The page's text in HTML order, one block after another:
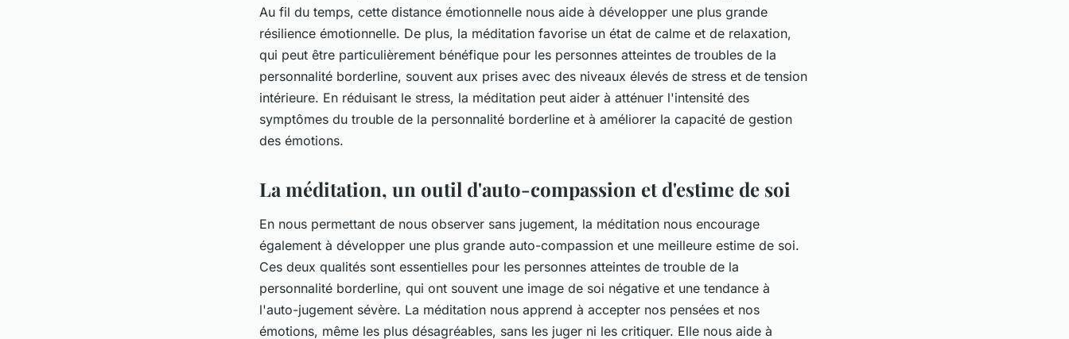
Au fil du temps, cette distance émotionnelle nous aide à développer une plus grande
résilience émotionnelle. De plus, la méditation favorise un état de calme et de relaxation,
qui peut être particulièrement bénéfique pour les personnes atteintes de troubles de la
personnalité borderline, souvent aux prises avec des niveaux élevés de stress et de tension
intérieure. En réduisant le stress, la méditation peut aider à atténuer l'intensité des
symptômes du trouble de la personnalité borderline et à améliorer la capacité de gestion
des émotions.
La méditation, un outil d'auto-compassion et d'estime de soi
En nous permettant de nous observer sans jugement, la méditation nous encourage
également à développer une plus grande auto-compassion et une meilleure estime de soi.
Ces deux qualités sont essentielles pour les personnes atteintes de trouble de la
personnalité borderline, qui ont souvent une image de soi négative et une tendance à
l'auto-jugement sévère. La méditation nous apprend à accepter nos pensées et nos
émotions, même les plus désagréables, sans les juger ni les critiquer. Elle nous aide à